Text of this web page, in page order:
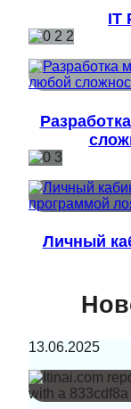
IT
Личный
13.06.2025